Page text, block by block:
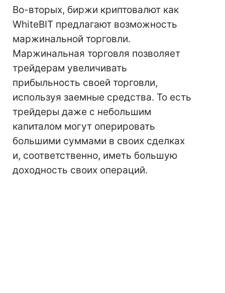
Во-вторых, биржи криптовалют как
WhiteBIT предлагают возможность
маржинальной торговли.
Маржинальная торговля позволяет
трейдерам увеличивать
прибыльность своей торговли,
используя заемные средства. То есть
трейдеры даже с небольшим
капиталом могут оперировать
большими суммами в своих сделках
и, соответственно, иметь большую
доходность своих операций.